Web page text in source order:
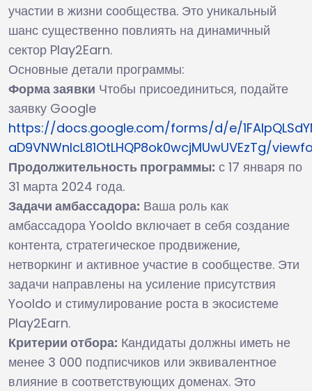
участии в жизни сообщества. Это уникальный
шанс существенно повлиять на динамичный
сектор Play2Earn.
Основные детали программы:
Форма заявки Чтобы присоединиться, подайте
заявку Google
https://docs.google.com/forms/d/e/
aD9VNWnIcL81OtLHQP8ok0wcjMUwUVEzTg/
Продолжительность программы: с 17 января по
31 марта 2024 года.
Задачи амбассадора: Ваша роль как
амбассадора Yooldo включает в себя создание
контента, стратегическое продвижение,
нетворкинг и активное участие в сообществе. Эти
задачи направлены на усиление присутствия
Yooldo и стимулирование роста в экосистеме
Play2Earn.
Критерии отбора: Кандидаты должны иметь не
менее 3 000 подписчиков или эквивалентное
влияние в соответствующих доменах. Это